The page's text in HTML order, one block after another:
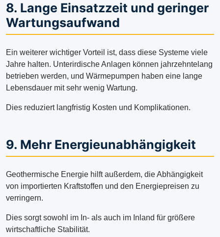
8. Lange Einsatzzeit und geringer
Wartungsaufwand
Ein weiterer wichtiger Vorteil ist, dass diese Systeme viele
Jahre halten. Unterirdische Anlagen können jahrzehntelang
betrieben werden, und Wärmepumpen haben eine lange
Lebensdauer mit sehr wenig Wartung.
Dies reduziert langfristig Kosten und Komplikationen.
9. Mehr Energieunabhängigkeit
Geothermische Energie hilft außerdem, die Abhängigkeit
von importierten Kraftstoffen und den Energiepreisen zu
verringern.
Dies sorgt sowohl im In- als auch im Inland für größere
wirtschaftliche Stabilität.